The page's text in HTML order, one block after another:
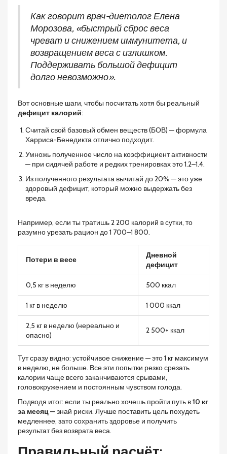
Как говорит врач-диетолог Елена
Морозова, «быстрый сброс веса
чреват и снижением иммунитета, и
возвращением веса с излишком.
Поддерживать большой дефицит
долго невозможно».
Вот основные шаги, чтобы посчитать хотя бы реальный
дефицит калорий:
Считай свой базовый обмен веществ (БОВ) — формула
Харриса-Бенедикта отлично подходит.
Умножь полученное число на коэффициент активности
— при сидячей работе и редких тренировках это 1.2–1.4.
Из полученного результата вычитай до 20% — это уже
здоровый дефицит, который можно выдержать без
вреда.
Например, если ты тратишь 2 200 калорий в сутки, то
разумно урезать рацион до 1 700–1 800.
Потери в весе
Дневной
дефицит
0,5 кг в неделю 500 ккал
1 кг в неделю 1 000 ккал
2,5 кг в неделю (нереально и
опасно)
2 500+ ккал
Тут сразу видно: устойчивое снижение — это 1 кг максимум
в неделю, не больше. Все эти попытки резко срезать
калории чаще всего заканчиваются срывами,
головокружением и постоянным чувством голода.
Подводя итог: если ты реально хочешь пройти путь в10 кг
за месяц— знай риски. Лучше поставить цель похудеть
медленнее, зато сохранить здоровье и получить
результат без возврата веса.